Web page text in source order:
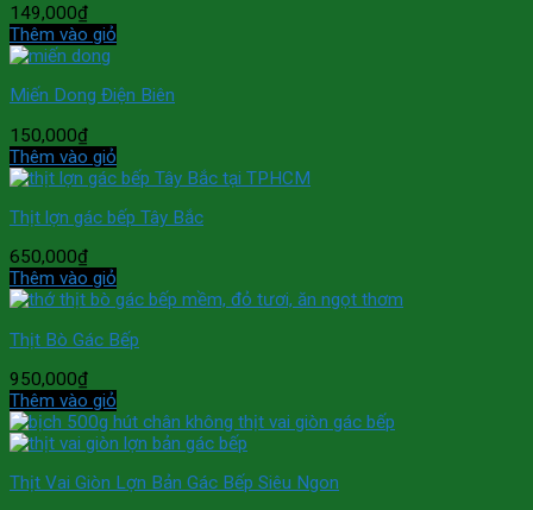
149,000₫
Thêm vào giỏ
Miến Dong Điện Biên
150,000₫
Thêm vào giỏ
Thịt lợn gác bếp Tây Bắc
650,000₫
Thêm vào giỏ
Thịt Bò Gác Bếp
950,000₫
Thêm vào giỏ
Thịt Vai Giòn Lợn Bản Gác Bếp Siêu Ngon